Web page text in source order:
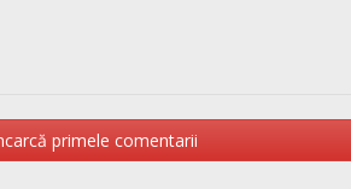
primele comentarii